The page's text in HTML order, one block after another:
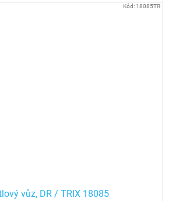
vůz, DR / TRIX 18085
Kód: 18085TR